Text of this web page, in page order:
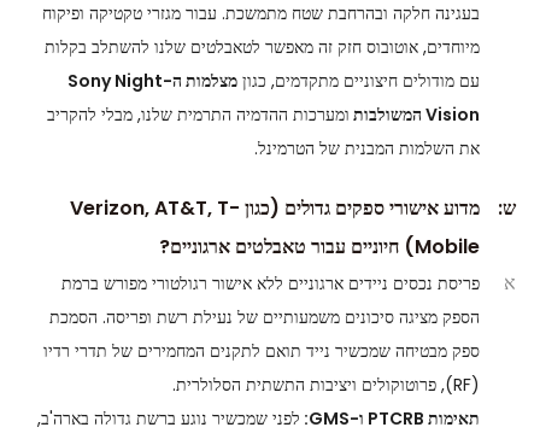
בעגינה חלקה ובהרחבת שטח מתמשכת. עבור מגזרי טקטיקה ופיקוח
מיוחדים, אוטובוס חזק זה מאפשר לטאבלטים שלנו להשתלב בקלות
עם מודולים חיצוניים מתקדמים, כגון
מצלמות ה-Sony Night
Vision המשולבות
ומערכות ההדמיה התרמית שלנו, מבלי להקריב
את השלמות המבנית של הטרמינל.
ש:
מדוע אישורי ספקים גדולים (כגון Verizon, AT&T, T-
Mobile) חיוניים עבור טאבלטים ארגוניים?
א
פריסת נכסים ניידים ארגוניים ללא אישור רגולטורי מפורש ברמת
הספק מציגה סיכונים משמעותיים של נעילת רשת ופריסה. הסמכת
ספק מבטיחה שמכשיר נייד תואם לתקנים המחמירים של תדרי רדיו
(RF), פרוטוקולים ויציבות התשתית הסלולרית.
תאימות PTCRB ו-GMS:
לפני שמכשיר נוגע ברשת גדולה בארה'ב,